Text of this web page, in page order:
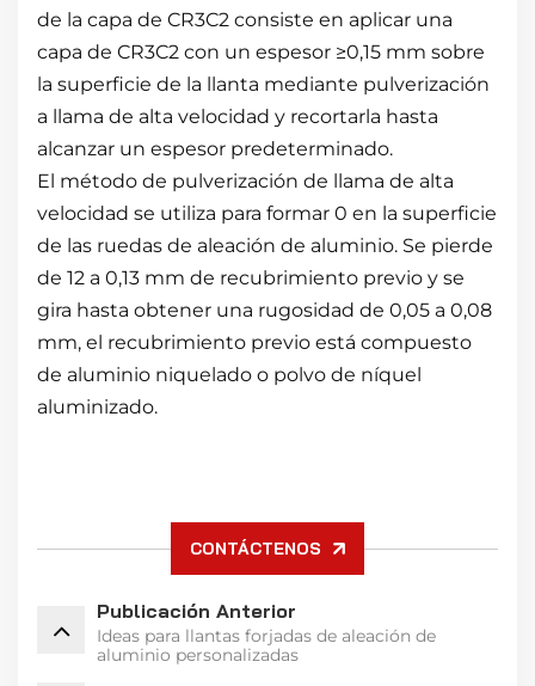
de la capa de CR3C2 consiste en aplicar una
capa de CR3C2 con un espesor ≥0,15 mm sobre
la superficie de la llanta mediante pulverización
a llama de alta velocidad y recortarla hasta
alcanzar un espesor predeterminado.
El método de pulverización de llama de alta
velocidad se utiliza para formar 0 en la superficie
de las ruedas de aleación de aluminio. Se pierde
de 12 a 0,13 mm de recubrimiento previo y se
gira hasta obtener una rugosidad de 0,05 a 0,08
mm, el recubrimiento previo está compuesto
de aluminio niquelado o polvo de níquel
aluminizado.
CONTÁCTENOS
Publicación Anterior
Ideas para llantas forjadas de aleación de
aluminio personalizadas